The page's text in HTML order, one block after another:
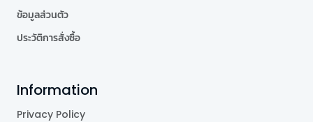
ข้อมูลส่วนตัว
ประวัติการสั่งซื้อ
Information
Privacy Policy